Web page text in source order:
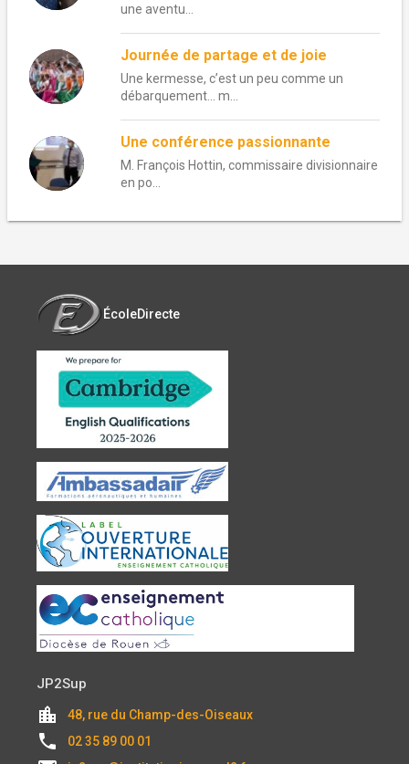
une aventu...
Journée de partage et de joie
Une kermesse, c’est un peu comme un
débarquement… m...
Une conférence passionnante
M. François Hottin, commissaire divisionnaire
en po...
ÉcoleDirecte
JP2Sup
location_city 48, rue du Champ-des-Oiseaux
local_phone 02 35 89 00 01